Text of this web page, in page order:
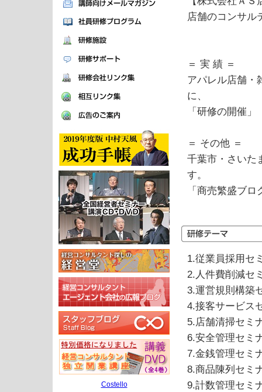
Costello
店舗のコンサル
＝ 実 績 ＝
アパレル店舗・
に、
「研修の開催
＝ その他 ＝
千葉市・さいた
す。
「商売繁盛ブ
1.従業員採用セ
2.人件費削減セ
3.運営規則構築
4.接客サービス
5.店舗清掃セミ
6.安全管理セミ
7.金銭管理セミ
8.商品陳列セミ
9.計数管理セミ